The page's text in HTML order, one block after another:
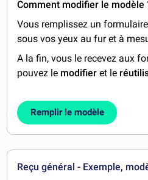
Comment modifier le modèle
Vous remplissez un
sous vos yeux au fur et à
A la fin, vous le recevez aux
pouvez le modifier et le
Remplir le modèle
Reçu général - Exemple,